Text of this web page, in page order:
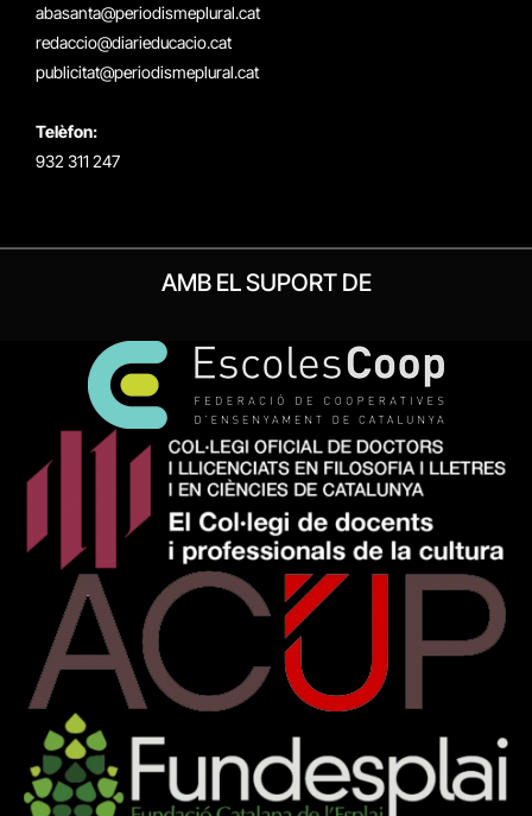
abasanta@periodismeplural.cat
redaccio@diarieducacio.cat
publicitat@periodismeplural.cat
Telèfon:
932 311 247
AMB EL SUPORT DE